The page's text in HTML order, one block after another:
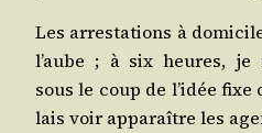
Les arres­ta­tions à
l’aube ; à six heures, je
sous le coup de l’i­dée fixe
lais voir appa­raître les